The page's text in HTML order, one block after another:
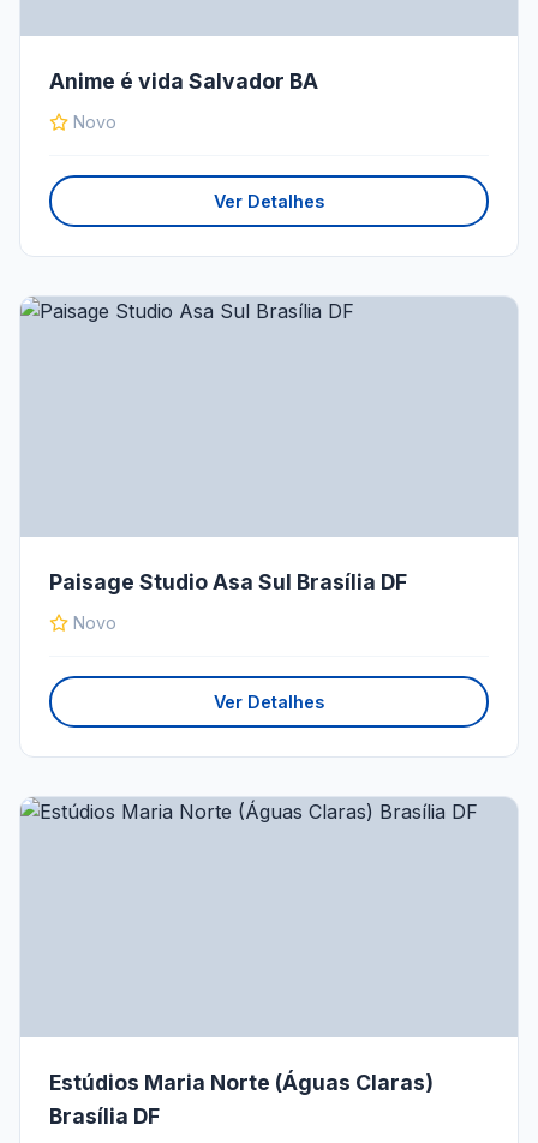
Anime é vida Salvador BA
Novo
Ver Detalhes
Paisage Studio Asa Sul Brasília DF
Novo
Ver Detalhes
Estúdios Maria Norte (Águas Claras)
Brasília DF